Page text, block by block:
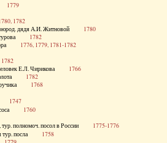
1779
1782
дядя А.И. Житновой 1780
1782
1776, 1779, 1781-1782
1782
Е.Л. Чирикова 1766
флота 1782
1768
1747
1760
тур. полномоч. посол в России 1775-1776
тур. посла 1758